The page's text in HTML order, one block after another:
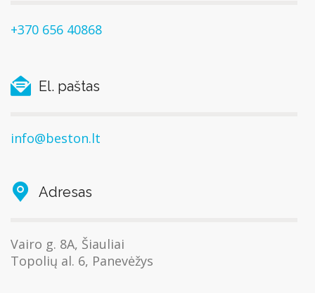
+370 656 40868
El. paštas
info@beston.lt
Adresas
Vairo g. 8A, Šiauliai
Topolių al. 6, Panevėžys